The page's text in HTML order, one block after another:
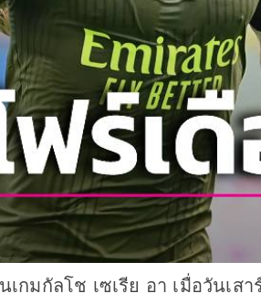
กมกัลโช เซเรีย อา เมื่อวันเ